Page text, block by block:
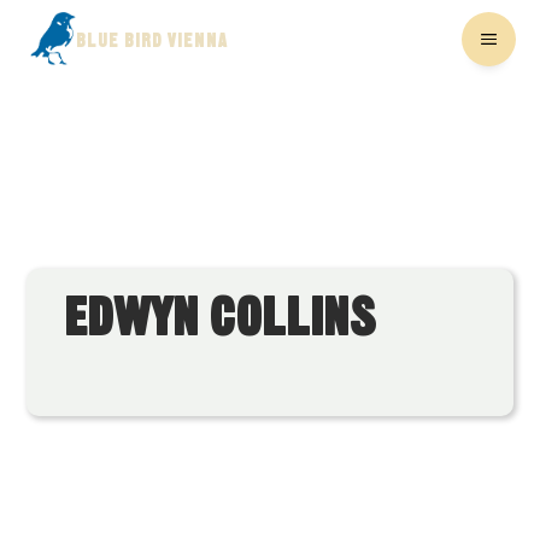
BLUE BIRD VIENNA
EDWYN COLLINS